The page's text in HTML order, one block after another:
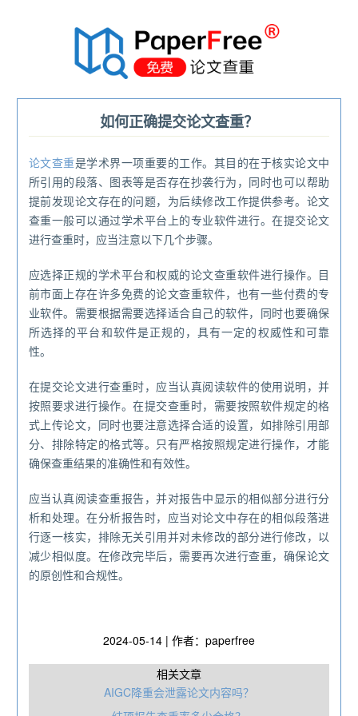
如何正确提交论文查重？
论文查重是学术界一项重要的工作。其目的在于核实论文中
所引用的段落、图表等是否存在抄袭行为，同时也可以帮助
提前发现论文存在的问题，为后续修改工作提供参考。论文
查重一般可以通过学术平台上的专业软件进行。在提交论文
进行查重时，应当注意以下几个步骤。
应选择正规的学术平台和权威的论文查重软件进行操作。目
前市面上存在许多免费的论文查重软件，也有一些付费的专
业软件。需要根据需要选择适合自己的软件，同时也要确保
所选择的平台和软件是正规的，具有一定的权威性和可靠
性。
在提交论文进行查重时，应当认真阅读软件的使用说明，并
按照要求进行操作。在提交查重时，需要按照软件规定的格
式上传论文，同时也要注意选择合适的设置，如排除引用部
分、排除特定的格式等。只有严格按照规定进行操作，才能
确保查重结果的准确性和有效性。
应当认真阅读查重报告，并对报告中显示的相似部分进行分
析和处理。在分析报告时，应当对论文中存在的相似段落进
行逐一核实，排除无关引用并对未修改的部分进行修改，以
减少相似度。在修改完毕后，需要再次进行查重，确保论文
的原创性和合规性。
2024-05-14 | 作者：paperfree
相关文章
AIGC降重会泄露论文内容吗？